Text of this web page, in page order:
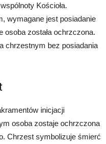
Kościoła.
wymagane jest posiadanie
osoba została ochrzczona.
chrzestnym bez posiadania
inicjacji
osoba zostaje ochrzczona
Chrzest symbolizuje śmierć